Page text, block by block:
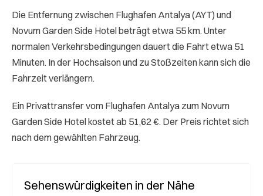
Die Entfernung zwischen Flughafen Antalya (AYT) und
Novum Garden Side Hotel beträgt etwa 55 km. Unter
normalen Verkehrsbedingungen dauert die Fahrt etwa 51
Minuten. In der Hochsaison und zu Stoßzeiten kann sich die
Fahrzeit verlängern.
Ein Privattransfer vom Flughafen Antalya zum Novum
Garden Side Hotel kostet ab 51,62 €. Der Preis richtet sich
nach dem gewählten Fahrzeug.
Sehenswürdigkeiten in der Nähe